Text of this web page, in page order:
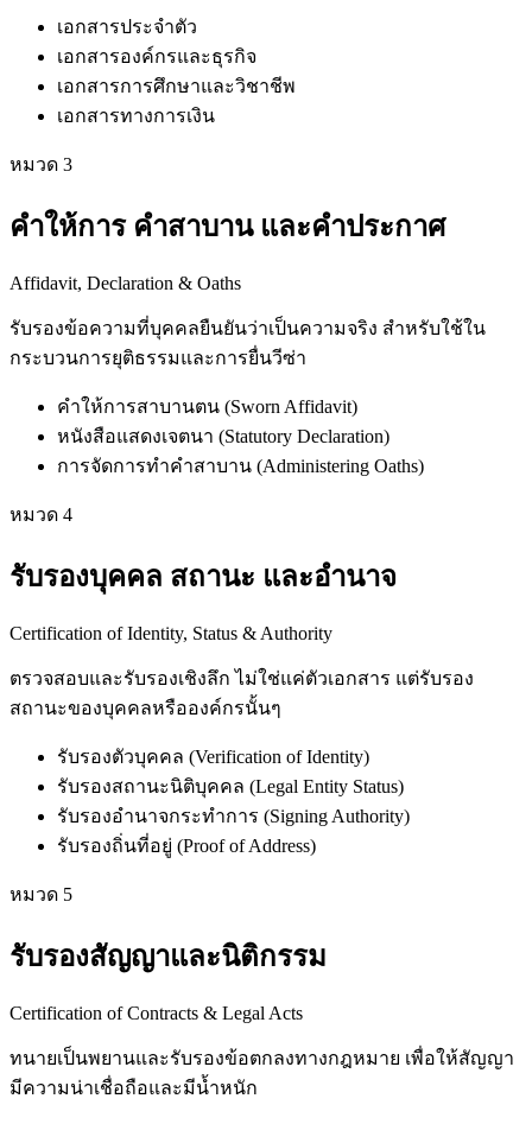
เอกสารประจำตัว
เอกสารองค์กรและธุรกิจ
เอกสารการศึกษาและวิชาชีพ
เอกสารทางการเงิน
หมวด 3
คำให้การ คำสาบาน และคำประกาศ
Affidavit, Declaration & Oaths
รับรองข้อความที่บุคคลยืนยันว่าเป็นความจริง สำหรับใช้ใน
กระบวนการยุติธรรมและการยื่นวีซ่า
คำให้การสาบานตน (Sworn Affidavit)
หนังสือแสดงเจตนา (Statutory Declaration)
การจัดการทำคำสาบาน (Administering Oaths)
หมวด 4
รับรองบุคคล สถานะ และอำนาจ
Certification of Identity, Status & Authority
ตรวจสอบและรับรองเชิงลึก ไม่ใช่แค่ตัวเอกสาร แต่รับรอง
สถานะของบุคคลหรือองค์กรนั้นๆ
รับรองตัวบุคคล (Verification of Identity)
รับรองสถานะนิติบุคคล (Legal Entity Status)
รับรองอำนาจกระทำการ (Signing Authority)
รับรองถิ่นที่อยู่ (Proof of Address)
หมวด 5
รับรองสัญญาและนิติกรรม
Certification of Contracts & Legal Acts
ทนายเป็นพยานและรับรองข้อตกลงทางกฎหมาย เพื่อให้สัญญา
มีความน่าเชื่อถือและมีน้ำหนัก